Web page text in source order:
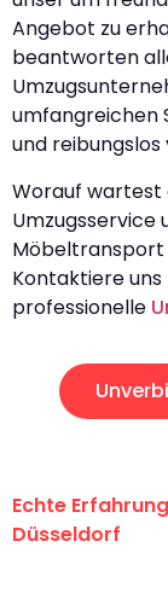
Angebot zu
beantworten
umfangreichen
und
Worauf wartest
Umzugsservice
Möbeltransport
Kontaktiere
professionelle
Echte
Düsseldorf